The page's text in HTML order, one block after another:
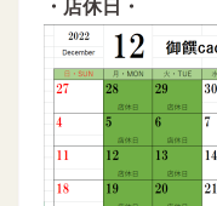
・店休日・